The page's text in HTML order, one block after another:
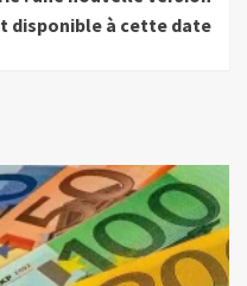
disponible à cette date